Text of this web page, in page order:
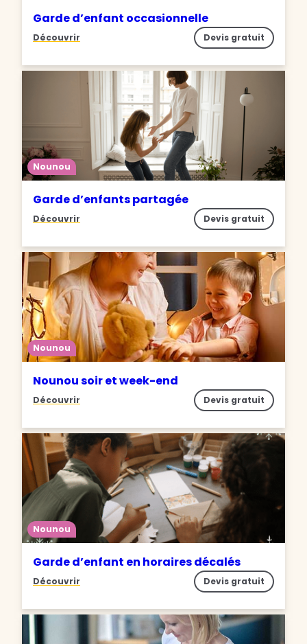
Garde d’enfant occasionnelle
Découvrir Devis gratuit
Nounou
Garde d’enfants partagée
Découvrir Devis gratuit
Nounou
Nounou soir et week-end
Découvrir Devis gratuit
Nounou
Garde d’enfant en horaires décalés
Découvrir Devis gratuit